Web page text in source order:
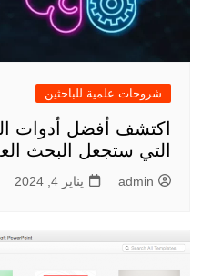
شروحات علمية للباحثين
اكتشف أفضل أدوات
التي ستجعل البحث
admin يناير 4, 2024